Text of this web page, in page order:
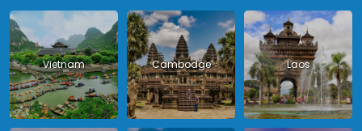
Vietnam Cambodge Laos